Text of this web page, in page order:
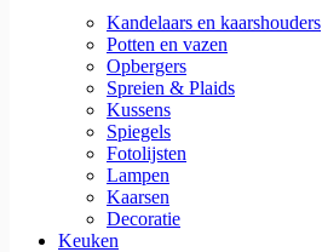
Kandelaars en kaarshouders
Potten en vazen
Opbergers
Spreien & Plaids
Kussens
Spiegels
Fotolijsten
Lampen
Kaarsen
Decoratie
Keuken